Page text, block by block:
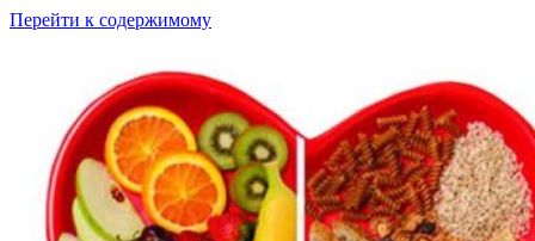
Перейти к содержимому